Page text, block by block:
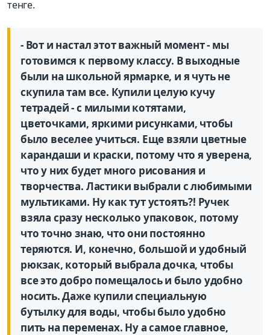
тенге.
- Вот и настал этот важный момент - мы
готовимся к первому классу. В выходные
были на школьной ярмарке, и я чуть не
скупила там все. Купили целую кучу
тетрадей - с милыми котятами,
цветочками, яркими рисунками, чтобы
было веселее учиться. Еще взяли цветные
карандаши и краски, потому что я уверена,
что у них будет много рисования и
творчества. Ластики выбрали с любимыми
мультиками. Ну как тут устоять?! Ручек
взяла сразу несколько упаковок, потому
что точно знаю, что они постоянно
теряются. И, конечно, большой и удобный
рюкзак, который выбрала дочка, чтобы
все это добро помещалось и было удобно
носить. Даже купили специальную
бутылку для воды, чтобы было удобно
пить на переменах. Ну а самое главное,